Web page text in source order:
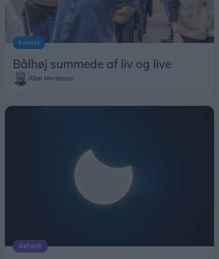
afviklet for 19. gang.
afgangstiderne.
Events
Bålhøj summede af liv og live
Allan Mortensen
Aktuelt